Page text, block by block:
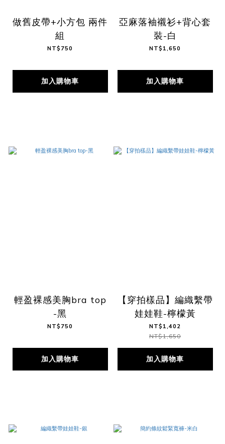
做舊皮帶+小方包 兩件
組
NT$750
加入購物車
亞麻落袖襯衫+背心套
裝-白
NT$1,650
加入購物車
輕盈裸感美胸bra top
-黑
NT$750
加入購物車
【穿拍樣品】編織繫帶
娃娃鞋-檸檬黃
NT$1,402
NT$1,650
加入購物車